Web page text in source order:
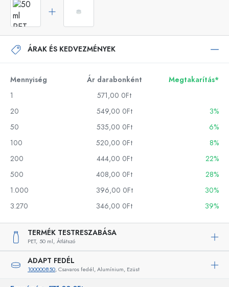
ÁRAK ÉS KEDVEZMÉNYEK
Mennyiség Ár darabonként
Megtakarítás*
1
571,00 0Ft
20
549,00 0Ft
3%
50
535,00 0Ft
6%
100
520,00 0Ft
8%
200
444,00 0Ft
22%
500
408,00 0Ft
28%
1.000
396,00 0Ft
30%
3.270
346,00 0Ft 39%
TERMÉK TESTRESZABÁSA
PET, 50 ml, Átlátszó
ADAPT FEDÉL
100000850, Csavaros fedél, Alumínium, Ezüst